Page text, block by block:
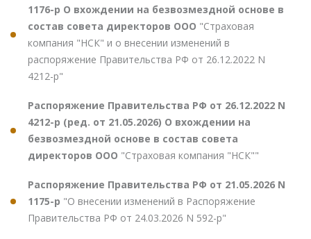
1176-р О вхождении на безвозмездной основе в
состав совета директоров ООО "Страховая
компания "НСК" и о внесении изменений в
распоряжение Правительства РФ от 26.12.2022 N
4212-р"
Распоряжение Правительства РФ от 26.12.2022 N
4212-р (ред. от 21.05.2026) О вхождении на
безвозмездной основе в состав совета
директоров ООО "Страховая компания "НСК""
Распоряжение Правительства РФ от 21.05.2026 N
1175-р "О внесении изменений в Распоряжение
Правительства РФ от 24.03.2026 N 592-р"